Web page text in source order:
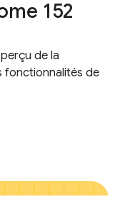
152
de la
fonctionnalités de